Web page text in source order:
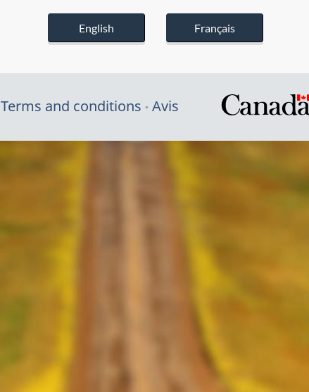
English Français
Terms and conditions Avis